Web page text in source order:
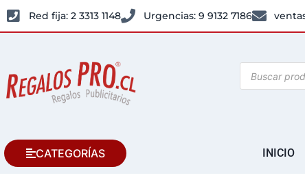
Red fija: 2 3313 1148 Urgencias: 9 9132 7186
CATEGORÍAS INICIO